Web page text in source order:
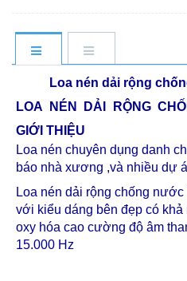
Loa nén dải rộng
LOA NÉN DẢI RỘNG
GIỚI THIỆU
Loa nén chuyên dụng danh
báo nhà xương ,và nhiều dự
Loa nén dải rộng chống
với kiểu dáng bên đẹp có
oxy hóa cao cường độ âm
15.000 Hz